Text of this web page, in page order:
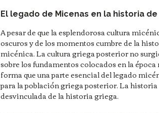
El legado de Micenas en la historia
A pesar de que la esplendorosa cultura
oscuros y de los momentos cumbre de la
micénica. La cultura griega posterior no
sobre los fundamentos colocados en la
forma que una parte esencial del legado
para la población griega posterior. La
desvinculada de la historia griega.